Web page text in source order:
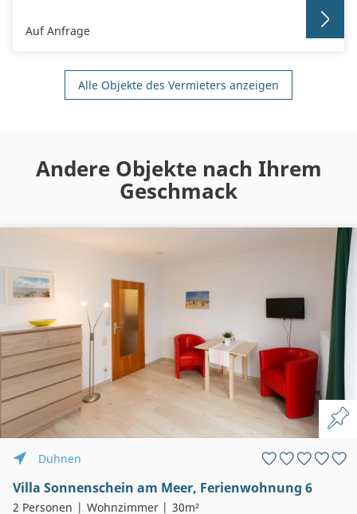
Auf Anfrage
Alle Objekte des Vermieters anzeigen
Andere Objekte nach Ihrem
Geschmack
Duhnen
Villa Sonnenschein am Meer, Ferienwohnung 6
2 Personen Wohnzimmer 30m²